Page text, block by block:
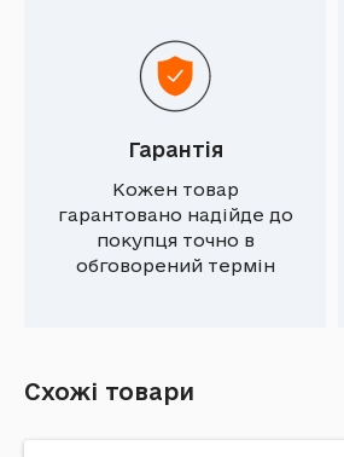
Гарантія
Кожен товар
гарантовано надійде до
покупця точно в
обговорений термін
Схожі товари